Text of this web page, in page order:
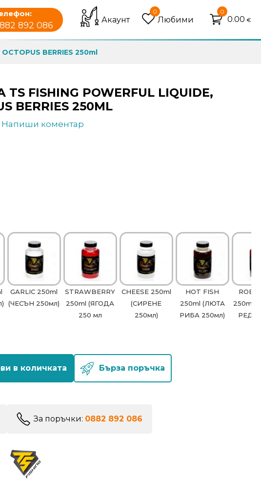
892 086
Акаунт
0
Любими
0
0.00 €
BERRIES 250ml
FISHING POWERFUL LIQUIDE,
BERRIES 250ML
Напиши коментар
GARLIC 250ml
(ЧЕСЪН 250мл)
STRAWBERRY
250ml (ЯГОДА
250 мл
CHEESE 250ml
(СИРЕНЕ
250мл)
HOT FISH
250ml (ЛЮТА
РИБА 250мл)
250ml
РЕД
в количката Бърза поръчка
За поръчки: 0882 892 086